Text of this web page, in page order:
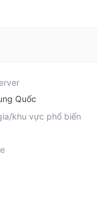
Quốc
khu vực phổ biến